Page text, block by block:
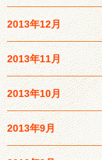
2013年12月
2013年11月
2013年10月
2013年9月